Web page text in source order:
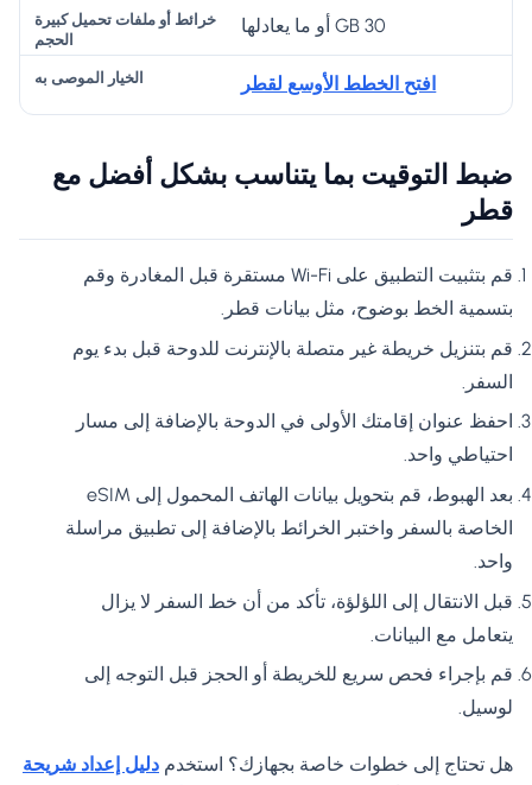
30 GB أو ما يعادلها
افتح الخطط الأوسع لقطر
ضبط التوقيت بما يتناسب بشكل أفضل مع
قطر
قم بتثبيت التطبيق على Wi-Fi مستقرة قبل المغادرة وقم
بتسمية الخط بوضوح، مثل بيانات قطر.
قم بتنزيل خريطة غير متصلة بالإنترنت للدوحة قبل بدء يوم
السفر.
احفظ عنوان إقامتك الأولى في الدوحة بالإضافة إلى مسار
احتياطي واحد.
بعد الهبوط، قم بتحويل بيانات الهاتف المحمول إلى eSIM
الخاصة بالسفر واختبر الخرائط بالإضافة إلى تطبيق مراسلة
واحد.
قبل الانتقال إلى اللؤلؤة، تأكد من أن خط السفر لا يزال
يتعامل مع البيانات.
قم بإجراء فحص سريع للخريطة أو الحجز قبل التوجه إلى
لوسيل.
هل تحتاج إلى خطوات خاصة بجهازك؟ استخدم دليل إعداد شريحة